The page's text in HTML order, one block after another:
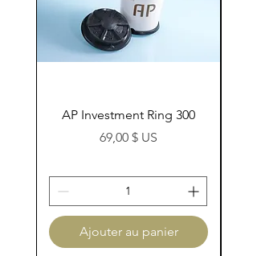
AP Investment Ring 300
Prix
69,00 $ US
Ajouter au panier